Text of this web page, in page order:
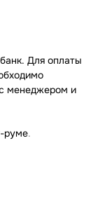
Для оплаты
с менеджером и
руме.